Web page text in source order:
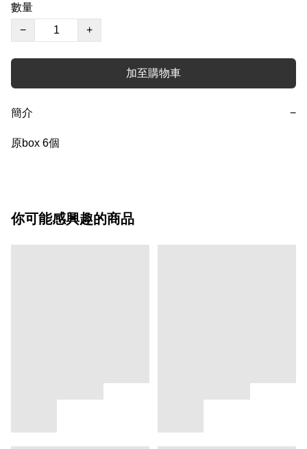
數量
−
+
加至購物車
簡介 −
原box 6個
你可能感興趣的商品